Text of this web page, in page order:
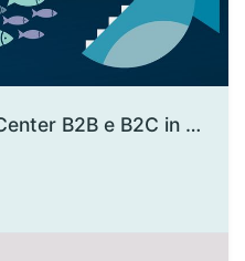
Realizzare un Contact Center B2B e B2C in armonia con i tuoi prodotti